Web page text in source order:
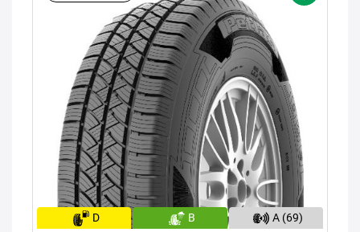
D B A (69)